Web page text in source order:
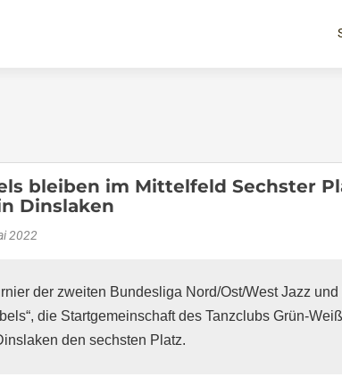
bleiben im Mittelfeld Sechster
Dinslaken
2022
der zweiten Bundesliga Nord/Ost/West Jazz
die Startgemeinschaft des Tanzclubs Grün-
den sechsten Platz.